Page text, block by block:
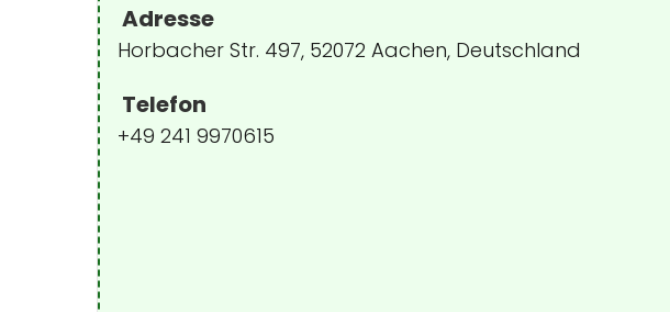
Adresse
Horbacher Str. 497, 52072 Aachen, Deutschland
Telefon
+49 241 9970615